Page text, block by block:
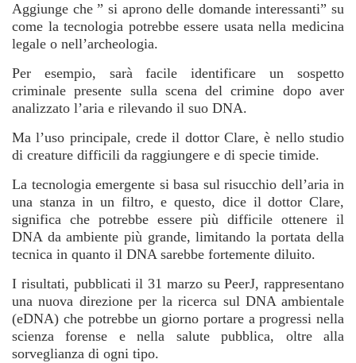
Aggiunge che ” si aprono delle domande interessanti” su
come la tecnologia potrebbe essere usata nella medicina
legale o nell’archeologia.
Per esempio, sarà facile identificare un sospetto
criminale presente sulla scena del crimine dopo aver
analizzato l’aria e rilevando il suo DNA.
Ma l’uso principale, crede il dottor Clare, è nello studio
di creature difficili da raggiungere e di specie timide.
La tecnologia emergente si basa sul risucchio dell’aria in
una stanza in un filtro, e questo, dice il dottor Clare,
significa che potrebbe essere più difficile ottenere il
DNA da ambiente più grande, limitando la portata della
tecnica in quanto il DNA sarebbe fortemente diluito.
I risultati, pubblicati il 31 marzo su PeerJ, rappresentano
una nuova direzione per la ricerca sul DNA ambientale
(eDNA) che potrebbe un giorno portare a progressi nella
scienza forense e nella salute pubblica, oltre alla
sorveglianza di ogni tipo.